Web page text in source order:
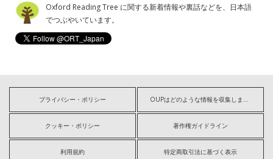
Oxford Reading Tree に関する新着情報や裏話などを、日本語
でつぶやいています。
プライバシー・ポリシー
クッキー・ポリシー 著作権ガイドライン
利用規約 特定商取引法に基づく表示